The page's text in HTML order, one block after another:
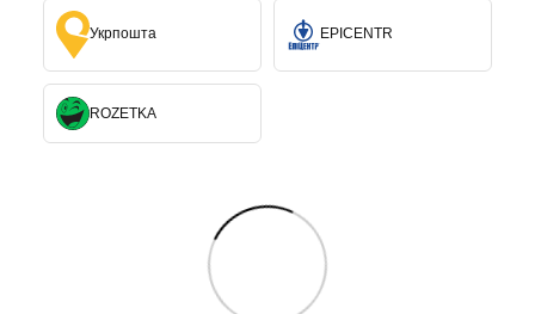
Укрпошта EPICENTR
ROZETKA